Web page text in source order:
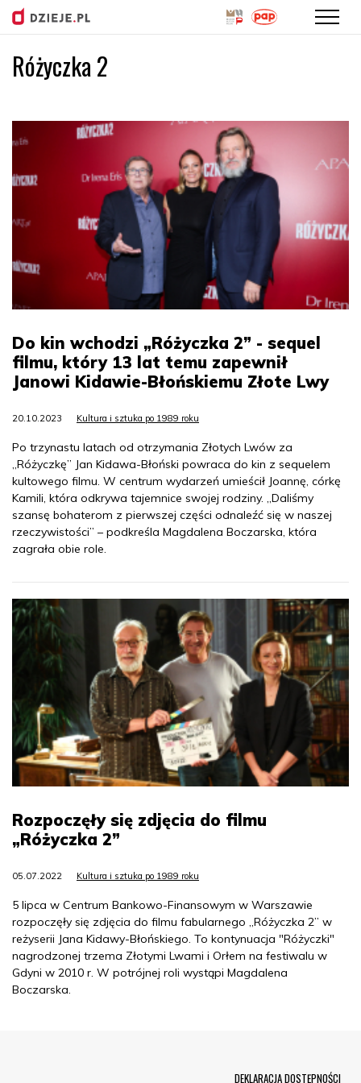
Różyczka 2
Do kin wchodzi „Różyczka 2” - sequel
filmu, który 13 lat temu zapewnił
Janowi Kidawie-Błońskiemu Złote Lwy
20.10.2023 Kultura i sztuka po 1989 roku
Po trzynastu latach od otrzymania Złotych Lwów za
„Różyczkę” Jan Kidawa-Błoński powraca do kin z sequelem
kultowego filmu. W centrum wydarzeń umieścił Joannę, córkę
Kamili, która odkrywa tajemnice swojej rodziny. „Daliśmy
szansę bohaterom z pierwszej części odnaleźć się w naszej
rzeczywistości” – podkreśla Magdalena Boczarska, która
zagrała obie role.
Rozpoczęły się zdjęcia do filmu
„Różyczka 2”
05.07.2022 Kultura i sztuka po 1989 roku
5 lipca w Centrum Bankowo-Finansowym w Warszawie
rozpoczęły się zdjęcia do filmu fabularnego „Różyczka 2” w
reżyserii Jana Kidawy-Błońskiego. To kontynuacja "Różyczki"
nagrodzonej trzema Złotymi Lwami i Orłem na festiwalu w
Gdyni w 2010 r. W potrójnej roli wystąpi Magdalena
Boczarska.
DEKLARACJA DOSTĘPNOŚCI